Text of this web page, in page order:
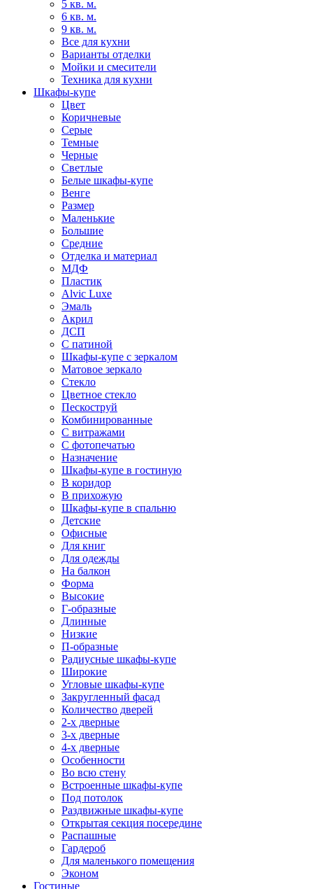
5 кв. м.
6 кв. м.
9 кв. м.
Все для кухни
Варианты отделки
Мойки и смесители
Техника для кухни
Шкафы-купе
Цвет
Коричневые
Серые
Темные
Черные
Светлые
Белые шкафы-купе
Венге
Размер
Маленькие
Большие
Средние
Отделка и материал
МДФ
Пластик
Alvic Luxe
Эмаль
Акрил
ДСП
С патиной
Шкафы-купе с зеркалом
Матовое зеркало
Стекло
Цветное стекло
Пескоструй
Комбинированные
С витражами
С фотопечатью
Назначение
Шкафы-купе в гостиную
В коридор
В прихожую
Шкафы-купе в спальню
Детские
Офисные
Для книг
Для одежды
На балкон
Форма
Высокие
Г-образные
Длинные
Низкие
П-образные
Радиусные шкафы-купе
Широкие
Угловые шкафы-купе
Закругленный фасад
Количество дверей
2-х дверные
3-х дверные
4-х дверные
Особенности
Во всю стену
Встроенные шкафы-купе
Под потолок
Раздвижные шкафы-купе
Открытая секция посередине
Распашные
Гардероб
Для маленького помещения
Эконом
Гостиные